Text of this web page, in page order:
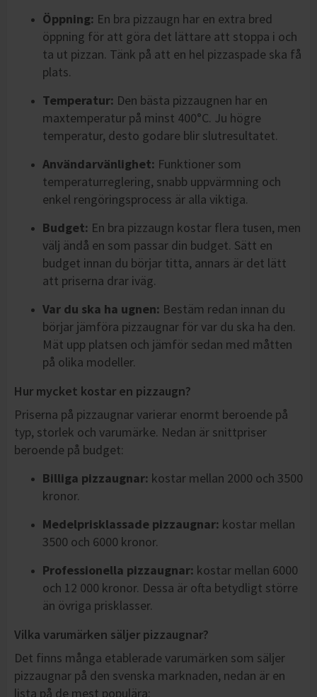
Öppning: En bra pizzaugn har en extra bred
öppning för att göra det lättare att stoppa i och
ta ut pizzan. Tänk på att en hel pizzaspade ska få
plats.
Temperatur: Den bästa pizzaugnen har en
maxtemperatur på minst 400°C. Ju högre
temperatur, desto godare blir slutresultatet.
Användarvänlighet: Funktioner som
temperaturreglering, snabb uppvärmning och
enkel rengöringsprocess är alla viktiga.
Budget: En bra pizzaugn kostar flera tusen, men
välj ändå en som passar din budget. Sätt en
budget innan du börjar titta, annars är det lätt
att priserna drar iväg.
Var du ska ha ugnen: Bestäm redan innan du
börjar jämföra pizzaugnar för var du ska ha den.
Mät upp platsen och jämför sedan med måtten
på olika modeller.
Hur mycket kostar en pizzaugn?
Priserna på pizzaugnar varierar enormt beroende på
typ, storlek och varumärke. Nedan är snittpriser
beroende på budget:
Billiga pizzaugnar: kostar mellan 2000 och 3500
kronor.
Medelprisklassade pizzaugnar: kostar mellan
3500 och 6000 kronor.
Professionella pizzaugnar: kostar mellan 6000
och 12 000 kronor. Dessa är ofta betydligt större
än övriga prisklasser.
Vilka varumärken säljer pizzaugnar?
Det finns många etablerade varumärken som säljer
pizzaugnar på den svenska marknaden, nedan är en
lista på de mest populära: